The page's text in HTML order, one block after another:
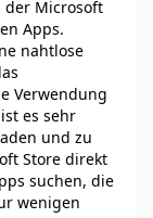
der Microsoft
Apps.
nahtlose
Verwendung
es sehr
und zu
Store direkt
suchen, die
wenigen